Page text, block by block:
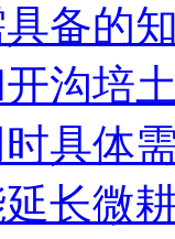
备的
沟培
具体
长微